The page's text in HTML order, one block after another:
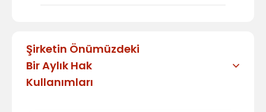
Şirketin Önümüzdeki
Bir Aylık Hak
Kullanımları